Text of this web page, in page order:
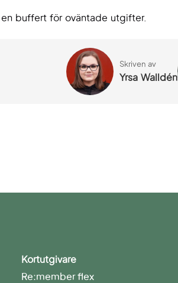
buffert för oväntade utgifter.
Skriven av
Yrsa Walldén
Kortutgivare
Re:member flex